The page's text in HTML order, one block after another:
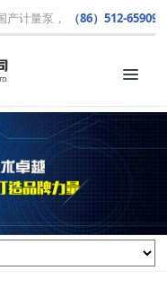
产计量泵， （86）512-